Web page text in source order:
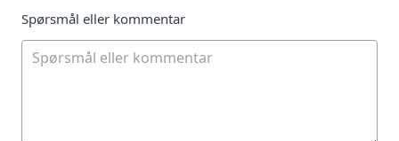
Spørsmål eller kommentar